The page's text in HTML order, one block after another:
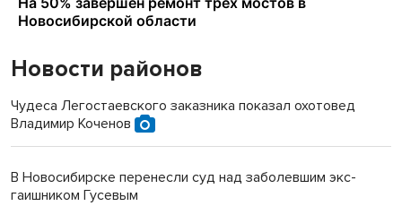
Новости районов
Чудеса Легостаевского заказника показал охотовед
Владимир Коченов
В Новосибирске перенесли суд над заболевшим экс-
гаишником Гусевым